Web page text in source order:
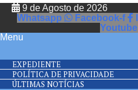
9 de Agosto de 2026
Whatsapp
Facebook-f
Youtube
Menu
EXPEDIENTE
POLÍTICA DE PRIVACIDADE
ÚLTIMAS NOTÍCIAS